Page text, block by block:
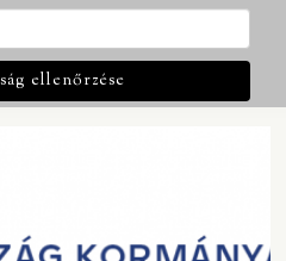
ellenőrzése